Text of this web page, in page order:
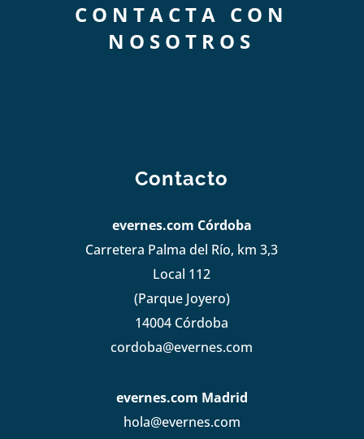
CONTACTA CON
NOSOTROS
Contacto
evernes.com Córdoba
Carretera Palma del Río, km 3,3
Local 112
(Parque Joyero)
14004 Córdoba
cordoba@evernes.com
evernes.com Madrid
hola@evernes.com